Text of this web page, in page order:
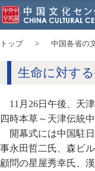
トップ 中国各省の
生命に対す
11月26日午後、天
四時本草～天津伝統
開幕式には中国駐
事永田哲二氏、森ビ
顧問の星屋秀幸氏、